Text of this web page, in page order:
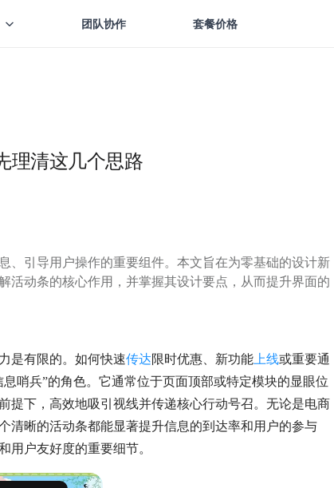
团队协作 套餐价格
理清这几个思路
、引导用户操作的重要组件。本文旨在为零基础的设计新
活动条的核心作用，并掌握其设计要点，从而提升界面的
是有限的。如何快速传达限时优惠、新功能 上线或重要通
哨兵”的角色。它通常位于页面顶部或特定模块的显眼位
提下，高效地吸引视线并传递核心行动号召。无论是电商
清晰的活动条都能显著提升信息的到达率和用户的参与
用户友好度的重要细节。